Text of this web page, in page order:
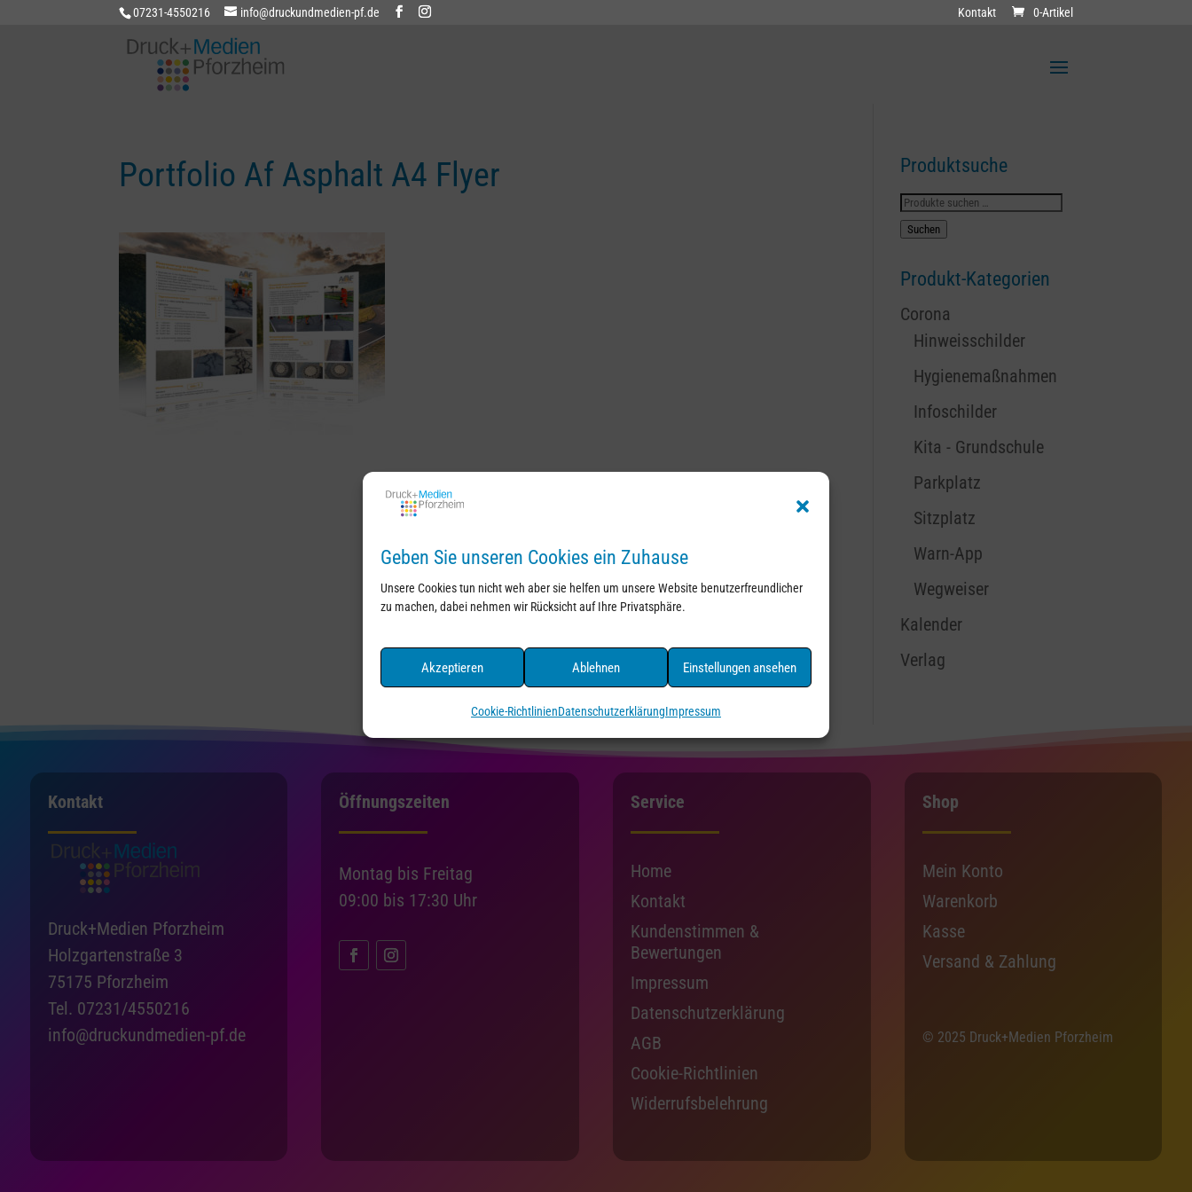
Geben Sie unseren Cookies ein Zuhause
Unsere Cookies tun nicht weh aber sie helfen um unsere Website benutzerfreundlicher
zu machen, dabei nehmen wir Rücksicht auf Ihre Privatsphäre.
Akzeptieren Ablehnen Einstellungen ansehen
Cookie-RichtlinienDatenschutzerklärungImpressum
07231-4550216 info@druckundmedien-pf.de Kontakt 0-Artikel
Portfolio Af Asphalt A4 Flyer Produktsuche
Suchen
nach:
Suchen
Produkt-Kategorien
Corona
Hinweisschilder
Hygienemaßnahmen
Infoschilder
Kita - Grundschule
Parkplatz
Sitzplatz
Warn-App
Wegweiser
Kalender
Verlag
Kontakt
Druck+Medien Pforzheim
Holzgartenstraße 3
75175 Pforzheim
Tel. 07231/4550216
info@druckundmedien-pf.de
Öffnungszeiten
Montag bis Freitag
09:00 bis 17:30 Uhr
Service
Home
Kontakt
Kundenstimmen &
Bewertungen
Impressum
Datenschutzerklärung
AGB
Cookie-Richtlinien
Widerrufsbelehrung
Shop
Mein Konto
Warenkorb
Kasse
Versand & Zahlung
© 2025 Druck+Medien Pforzheim